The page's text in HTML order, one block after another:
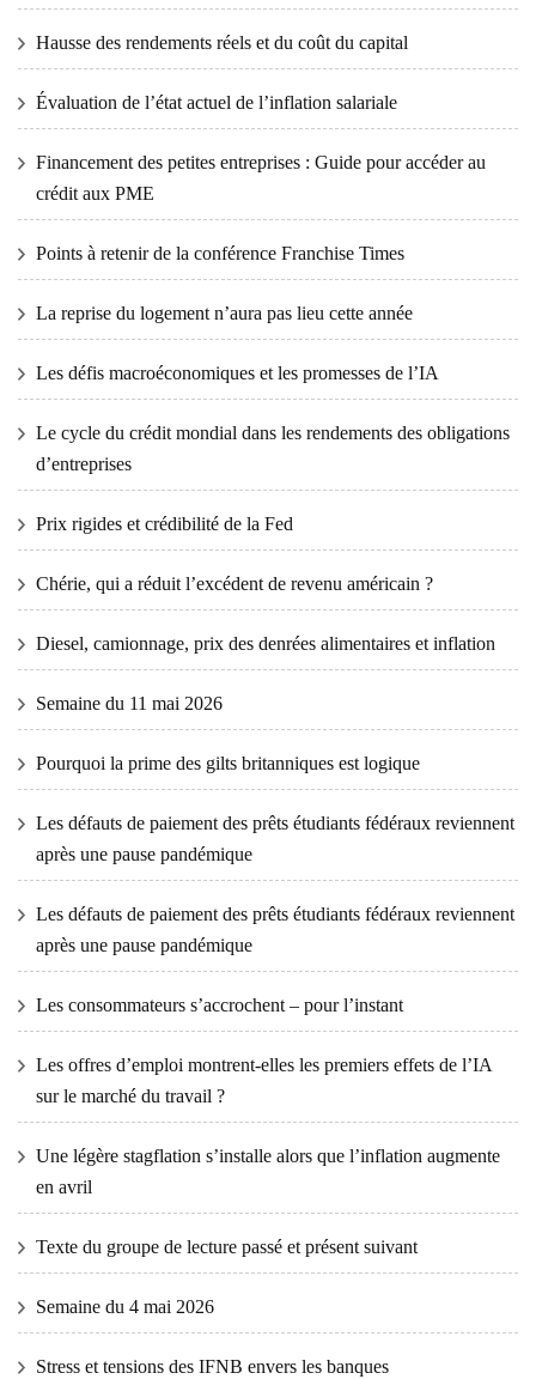
Hausse des rendements réels et du coût du capital
Évaluation de l’état actuel de l’inflation salariale
Financement des petites entreprises : Guide pour accéder au
crédit aux PME
Points à retenir de la conférence Franchise Times
La reprise du logement n’aura pas lieu cette année
Les défis macroéconomiques et les promesses de l’IA
Le cycle du crédit mondial dans les rendements des obligations
d’entreprises
Prix ​​​​rigides et crédibilité de la Fed
Chérie, qui a réduit l’excédent de revenu américain ?
Diesel, camionnage, prix des denrées alimentaires et inflation
Semaine du 11 mai 2026
Pourquoi la prime des gilts britanniques est logique
Les défauts de paiement des prêts étudiants fédéraux reviennent
après une pause pandémique
Les défauts de paiement des prêts étudiants fédéraux reviennent
après une pause pandémique
Les consommateurs s’accrochent – ​​pour l’instant
Les offres d’emploi montrent-elles les premiers effets de l’IA
sur le marché du travail ?
Une légère stagflation s’installe alors que l’inflation augmente
en avril
Texte du groupe de lecture passé et présent suivant
Semaine du 4 mai 2026
Stress et tensions des IFNB envers les banques